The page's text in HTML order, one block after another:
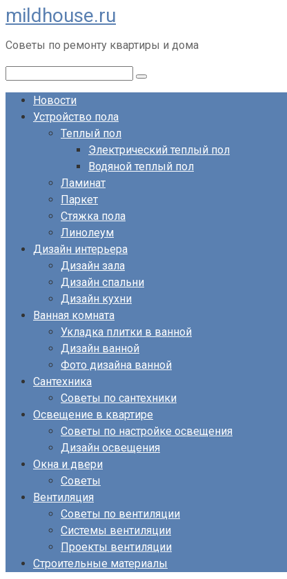
Перейти
к
контенту
mildhouse.ru
Советы по ремонту квартиры и дома
Новости
Устройство пола
Теплый пол
Электрический теплый пол
Водяной теплый пол
Ламинат
Паркет
Стяжка пола
Линолеум
Дизайн интерьера
Дизайн зала
Дизайн спальни
Дизайн кухни
Ванная комната
Укладка плитки в ванной
Дизайн ванной
Фото дизайна ванной
Сантехника
Советы по сантехники
Освещение в квартире
Советы по настройке освещения
Дизайн освещения
Окна и двери
Советы
Вентиляция
Советы по вентиляции
Системы вентиляции
Проекты вентиляции
Строительные материалы